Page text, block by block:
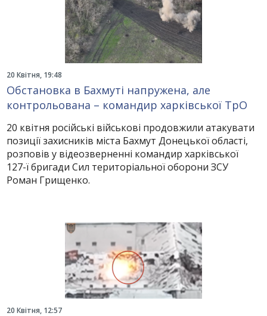
20 Квітня, 19:48
Обстановка в Бахмуті напружена, але
контрольована – командир харківської ТрО
20 квітня російські військові продовжили атакувати
позиції захисників міста Бахмут Донецької області,
розповів у відеозверненні командир харківської
127-ї бригади Сил територіальної оборони ЗСУ
Роман Грищенко.
20 Квітня, 12:57